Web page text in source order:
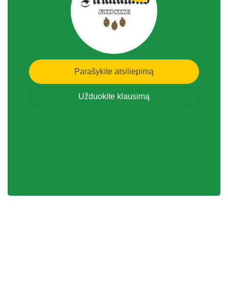
Parašykite atsiliepimą
Užduokite klausimą